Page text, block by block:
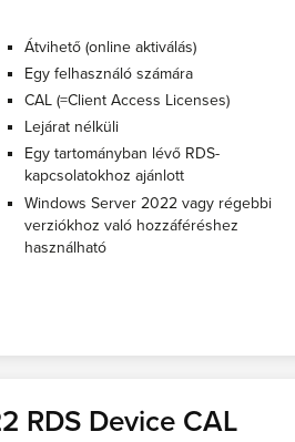
Átvihető (online aktiválás)
Egy felhasználó számára
CAL (=Client Access Licenses)
Lejárat nélküli
Egy tartományban lévő RDS-
kapcsolatokhoz ajánlott
Windows Server 2022 vagy régebbi
verziókhoz való hozzáféréshez
használható
RDS Device CAL